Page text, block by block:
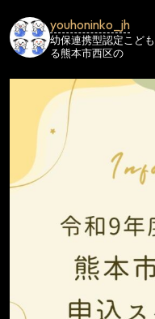
ョ
ン
youhoninko_jh
幼保連携型認定こど
る熊本市西区の